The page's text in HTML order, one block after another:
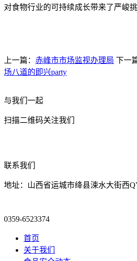
对食物行业的可持续成长带来了严峻挑
上一篇： 赤峰市市场监视办理局 下一
场八道的即兴party
与我们一起
扫描二维码关注我们
联系我们
地址：山西省运城市绛县涑水大街西
0359-6523374
首页
关于我们